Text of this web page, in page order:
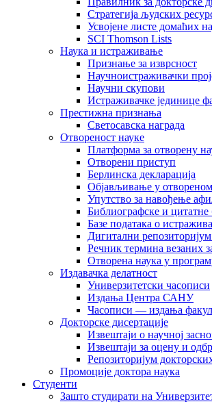
Стратегија људских
Усвојене листе домаћих
SCI Thomson Lists
Наука и истраживање
Признање за изврсност
Научноистраживачки
Научни скупови
Истраживачке јединице
Престижна признања
Светосавска награда
Отвореност науке
Платформа за отворену
Отворени приступ
Берлинска декларација
Објављивање у
Упутство за навођење
Библиографске и цитатне
Базе података о
Дигитални
Рeчник термина везаних
Отворена наука у
Издавачка делатност
Универзитетски часописи
Издања Центра САНУ
Часописи — издања
Докторске дисертације
Извештаји о научној
Извештаји за оцену и
Репозиторијум
Промоције доктора наука
Студенти
Зашто студирати на